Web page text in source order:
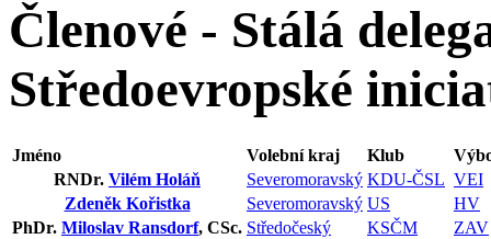
Členové - Stálá
Středoevropské
Jméno Volební kraj Klub
RNDr. Vilém Holáň Severomoravský KDU-ČSL VEI
Zdeněk Kořistka
Severomoravský US
HV
PhDr. Miloslav Ransdorf, CSc. Středočeský KSČM
ZAV